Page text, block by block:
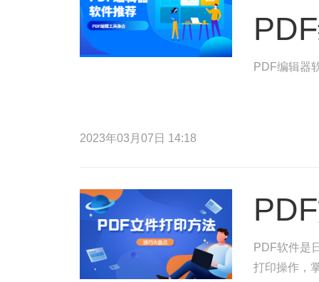
PDF编辑器
2023年03月07日 14:18
PDF软件是
打印操作，